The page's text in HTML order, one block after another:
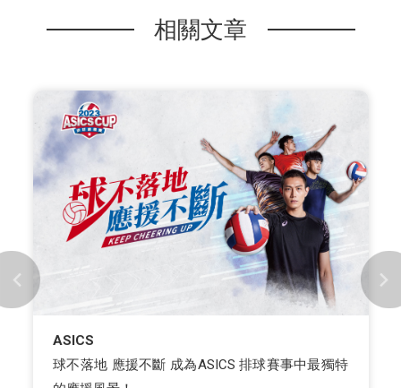
相關文章
ASICS
球不落地 應援不斷 成為ASICS 排球賽事中最獨特